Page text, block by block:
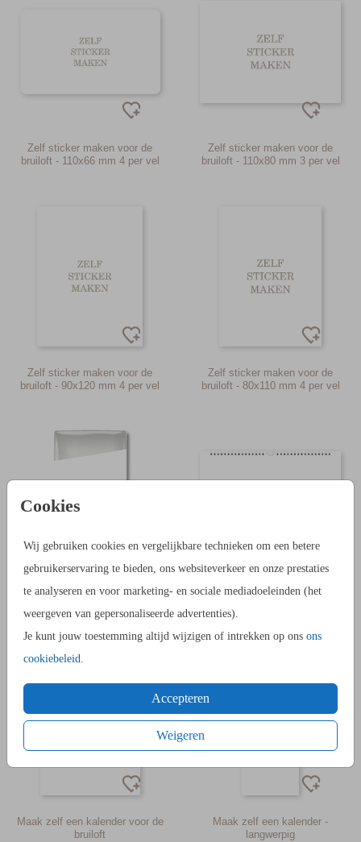
Cookies
Wij gebruiken cookies en vergelijkbare technieken om een betere
gebruikerservaring te bieden, ons websiteverkeer en onze prestaties
te analyseren en voor marketing- en sociale mediadoeleinden (het
weergeven van gepersonaliseerde advertenties).
Je kunt jouw toestemming altijd wijzigen of intrekken op ons ons
cookiebeleid
Accepteren
Weigeren
Zelf sticker maken voor de
bruiloft - 110x66 mm 4 per vel
Zelf sticker maken voor de
bruiloft - 110x80 mm 3 per vel
Zelf sticker maken voor de
bruiloft - 90x120 mm 4 per vel
Zelf sticker maken voor de
bruiloft - 80x110 mm 4 per vel
Zelf sticker maken golvend voor
de bruiloft - 97x92 mm 6 per vel
Maak zelf een kalender - liggend
Maak zelf een kalender voor de
bruiloft
Maak zelf een kalender -
langwerpig